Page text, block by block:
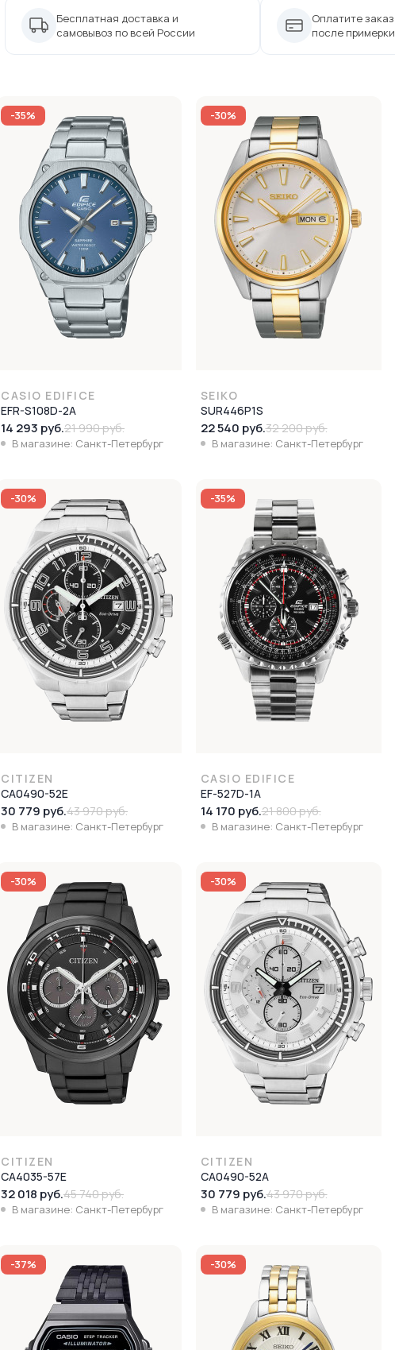
Бесплатная доставка и
самовывоз по всей России
Оплатите заказ
после примерки
-35%
CASIO EDIFICE
EFR-S108D-2A
14 293 руб.21 990 руб.
В магазине: Санкт-Петербург
-30%
SEIKO
SUR446P1S
22 540 руб.32 200 руб.
В магазине: Санкт-Петербург
-30%
CITIZEN
CA0490-52E
30 779 руб.43 970 руб.
В магазине: Санкт-Петербург
-35%
CASIO EDIFICE
EF-527D-1A
14 170 руб.21 800 руб.
В магазине: Санкт-Петербург
-30%
CITIZEN
CA4035-57E
32 018 руб.45 740 руб.
В магазине: Санкт-Петербург
-30%
CITIZEN
CA0490-52A
30 779 руб.43 970 руб.
В магазине: Санкт-Петербург
-37% -30%